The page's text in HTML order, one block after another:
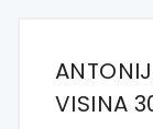
VISINA